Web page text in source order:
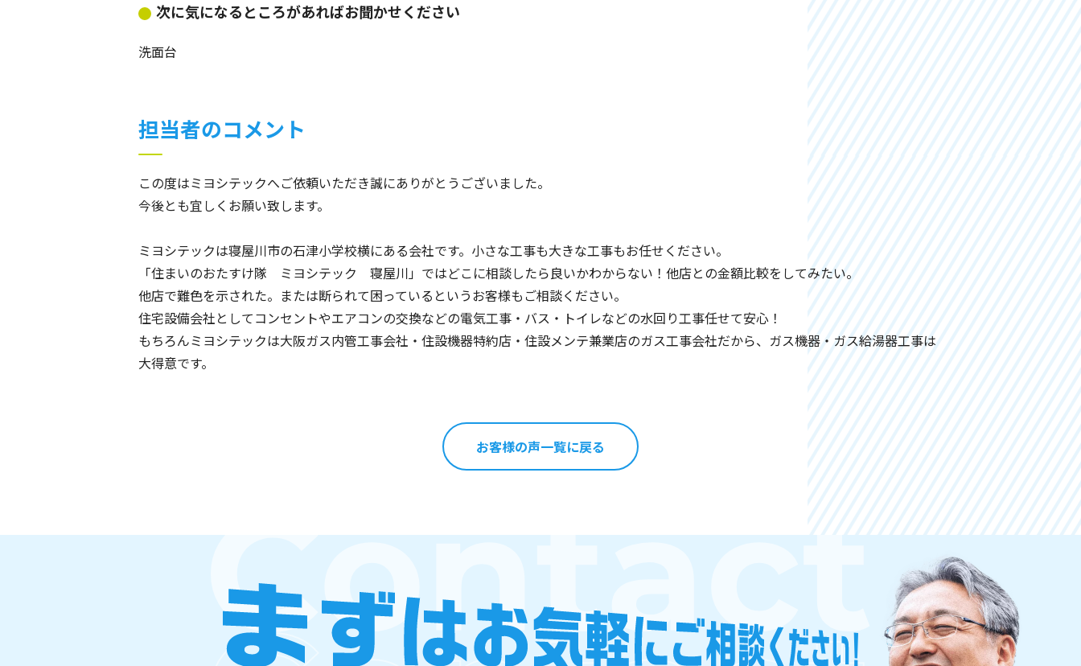
次に気になるところがあればお聞かせください
洗面台
担当者のコメント
この度はミヨシテックへご依頼いただき誠にありがとうございました。
今後とも宜しくお願い致します。
ミヨシテックは寝屋川市の石津小学校横にある会社です。小さな工事も大きな工事もお任せください。
「住まいのおたすけ隊 ミヨシテック 寝屋川」ではどこに相談したら良いかわからない！他店との金額比較をしてみたい。
他店で難色を示された。または断られて困っているというお客様もご相談ください。
住宅設備会社としてコンセントやエアコンの交換などの電気工事・バス・トイレなどの水回り工事任せて安心！
もちろんミヨシテックは大阪ガス内管工事会社・住設機器特約店・住設メンテ兼業店のガス工事会社だから、ガス機器・ガス給湯器工事は
大得意です。
お客様の声一覧に戻る